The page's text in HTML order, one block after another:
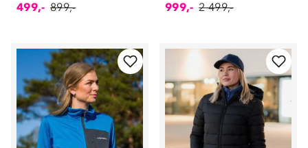
499,- 899,- 999,- 2 499,-